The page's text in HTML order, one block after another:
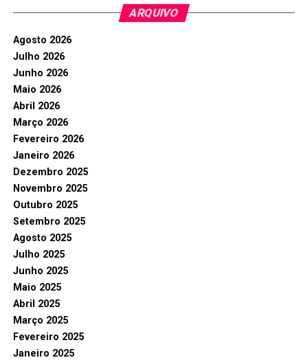
ARQUIVO
Agosto 2026
Julho 2026
Junho 2026
Maio 2026
Abril 2026
Março 2026
Fevereiro 2026
Janeiro 2026
Dezembro 2025
Novembro 2025
Outubro 2025
Setembro 2025
Agosto 2025
Julho 2025
Junho 2025
Maio 2025
Abril 2025
Março 2025
Fevereiro 2025
Janeiro 2025